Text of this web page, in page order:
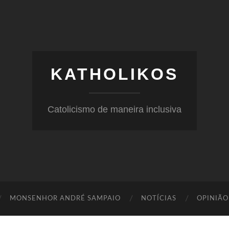
KATHOLIKOS
Catolicismo de maneira inclusiva
MONSENHOR ANDRÉ SAMPAIO NOTÍCIAS OPINIÃO